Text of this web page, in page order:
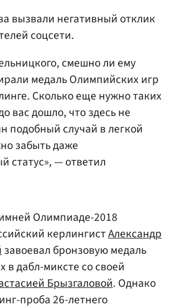
вызвали негативный отклик
соцсети.
смешно ли ему
медаль Олимпийских игр
Сколько еще нужно таких
вас дошло, что здесь не
подобный случай в легкой
забыть даже
статус», — ответил
Олимпиаде-2018
керлингистАлександр
завоевал бронзовую медаль
в дабл-миксте со своей
Брызгаловой. Однако
проба 26-летнего